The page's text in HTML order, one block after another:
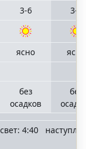
3-6
ясно
без
осадков
3-6
ясно
без
4:40